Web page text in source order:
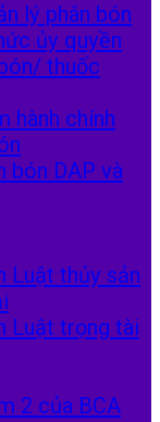
lý phân bón
ủy quyền
thuốc
hành chính
bón DAP và
Luật thủy sản
Luật trọng tài
2 của BCA